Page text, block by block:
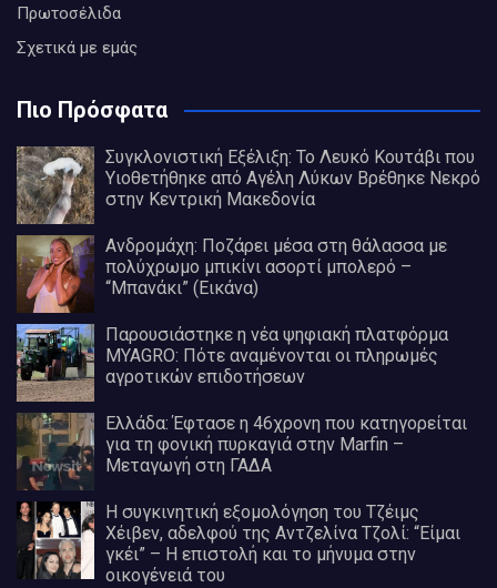
Πρωτοσέλιδα
Σχετικά με εμάς
Πιο Πρόσφατα
Συγκλονιστική Εξέλιξη: Το Λευκό Κουτάβι που
Υιοθετήθηκε από Αγέλη Λύκων Βρέθηκε Νεκρό
στην Κεντρική Μακεδονία
Ανδρομάχη: Ποζάρει μέσα στη θάλασσα με
πολύχρωμο μπικίνι ασορτί μπολερό –
“Μπανάκι” (Εικάνα)
Παρουσιάστηκε η νέα ψηφιακή πλατφόρμα
MYAGRO: Πότε αναμένονται οι πληρωμές
αγροτικών επιδοτήσεων
Ελλάδα: Έφτασε η 46χρονη που κατηγορείται
για τη φονική πυρκαγιά στην Marfin –
Μεταγωγή στη ΓΑΔΑ
Η συγκινητική εξομολόγηση του Τζέιμς
Χέιβεν, αδελφού της Αντζελίνα Τζολί: “Είμαι
γκέι” – Η επιστολή και το μήνυμα στην
οικογένειά του